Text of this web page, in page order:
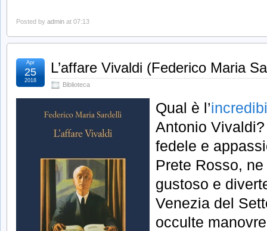
Posted by admin at 07:13
L’affare Vivaldi (Federico Maria
Biblioteca
Apr
25
2018
Qual è l’
Antonio
fedele e
Prete Rosso,
gustoso e
Venezia del
occulte